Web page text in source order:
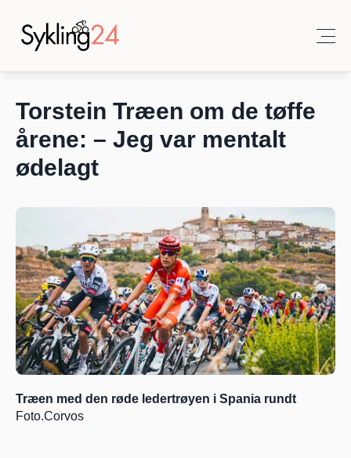
Torstein Træen om de tøffe
årene: – Jeg var mentalt
ødelagt
Foto.Corvos